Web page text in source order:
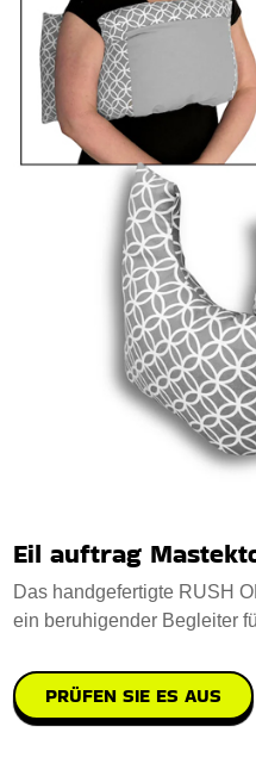
Eil auftrag
Das handgefertigte RUSH
ein beruhigender Begleiter
PRÜFEN SIE ES AUS